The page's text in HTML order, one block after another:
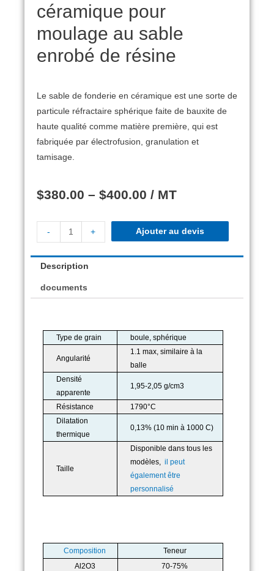
céramique pour
moulage au sable
enrobé de résine
Le sable de fonderie en céramique est une sorte de
particule réfractaire sphérique faite de bauxite de
haute qualité comme matière première, qui est
fabriquée par électrofusion, granulation et
tamisage.
$380.00 – $400.00 / MT
- + Ajouter au devis
Description
documents
Type de grain boule, sphérique
Angularité
1.1 max, similaire à la
balle
Densité
apparente
1,95-2,05 g/cm3
Résistance
1790°C
Dilatation
thermique
0,13% (10 min à 1000 C)
Taille
Disponible dans tous les
modèles,il peut
également être
personnalisé
Composition
Teneur
Al2O3
70-75%